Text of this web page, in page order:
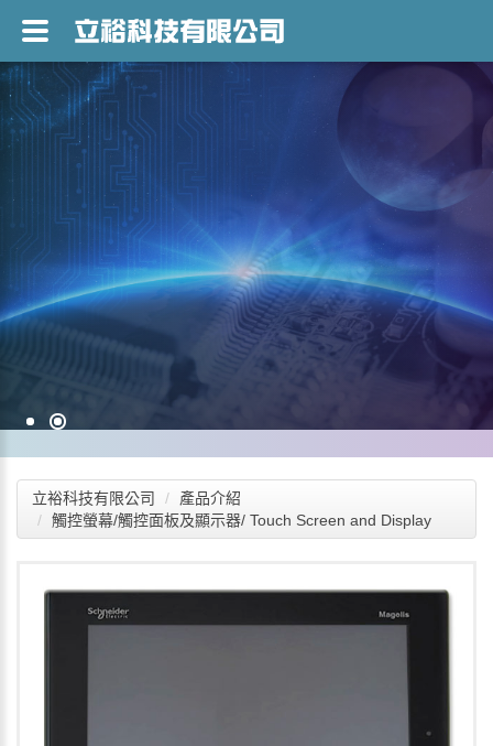
立裕科技有限公司
產品介紹
觸控螢幕/觸控面板及顯示器/ Touch Screen and Display